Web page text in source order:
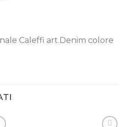
Caleffi art.Denim colore